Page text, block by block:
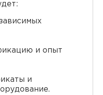
и опыт
и